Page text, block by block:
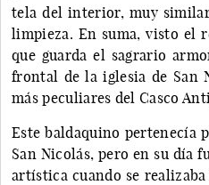
tela del interior, muy
limpieza. En suma, visto el
que guarda el sagrario
frontal de la iglesia de San
más peculiares del Casco
Este baldaquino pertenecía
San Nicolás, pero en su día
artística cuando se